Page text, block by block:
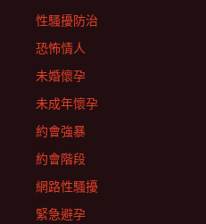
性騷擾防治
恐怖情人
未婚懷孕
未成年懷孕
約會強暴
約會階段
網路性騷擾
緊急避孕